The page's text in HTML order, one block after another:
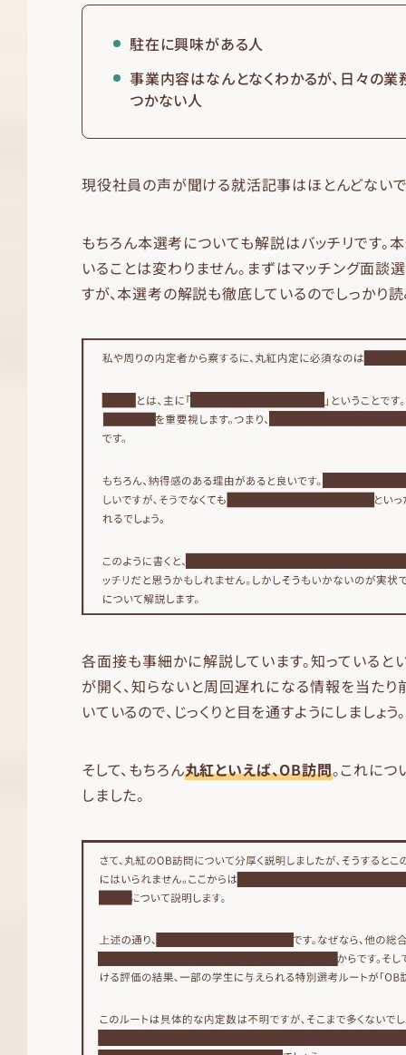
駐在に興味がある人
事業内容はなんとなくわかるが、日々の
つかない人
現役社員の声が聞ける就活記事はほとんどないで
もちろん本選考についても解説はバッチリです。
いることは変わりません。まずはマッチング面談
すが、本選考の解説も徹底しているのでしっかり読
各面接も事細かに解説しています。知っていると
が開く、知らないと周回遅れになる情報を当たり
いているので、じっくりと目を通すようにしましょう。
そして、もちろん丸紅といえば、OB訪問。これに
しました。